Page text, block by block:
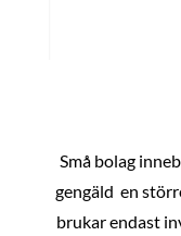
Små bolag
gengäld en
brukar endast